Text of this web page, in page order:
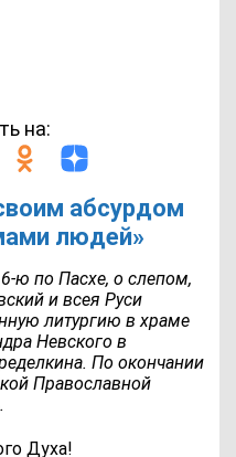
на:
абсурдом
людей»
ю по Пасхе, о слепом,
и всея Руси
литургию в храме
Невского в
По окончании
Православной
Духа!